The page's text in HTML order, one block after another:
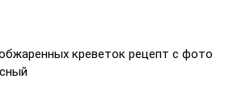
креветок рецепт с фото